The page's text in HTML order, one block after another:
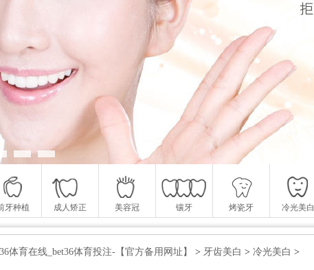
牙种植 成人矫正 美容冠 镶牙 烤瓷牙 冷光美白
体育在线_bet36体育投注-【官方备用网址】 > 牙齿美白 > 冷光美白 >